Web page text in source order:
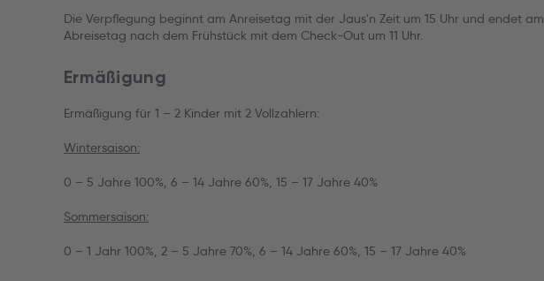
Die Verpflegung beginnt am Anreisetag mit der Jaus'n Zeit um 15 Uhr und endet am
Abreisetag nach dem Frühstück mit dem Check-Out um 11 Uhr.
Ermäßigung
Ermäßigung für 1 – 2 Kinder mit 2 Vollzahlern:
Wintersaison:
0 – 5 Jahre 100%, 6 – 14 Jahre 60%, 15 – 17 Jahre 40%
Sommersaison:
0 – 1 Jahr 100%, 2 – 5 Jahre 70%, 6 – 14 Jahre 60%, 15 – 17 Jahre 40%